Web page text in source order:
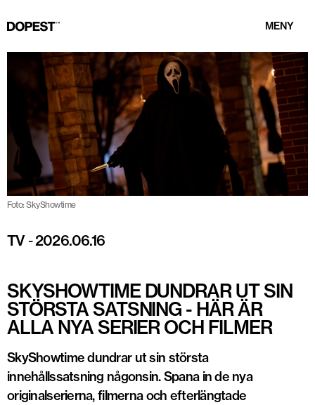
MENY
Foto: SkyShowtime
TV-2026.06.16
SKYSHOWTIME DUNDRAR UT SIN
STÖRSTA SATSNING - HÄR ÄR
ALLA NYA SERIER OCH FILMER
SkyShowtime dundrar ut sin största
innehållssatsning någonsin. Spana in de nya
originalserierna, filmerna och efterlängtade